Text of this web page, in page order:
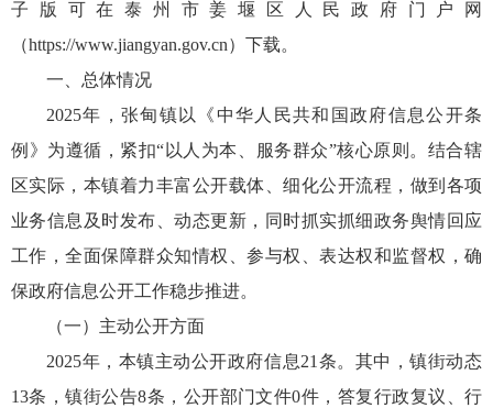
子版可在泰州市姜堰区人民政府门户网
（https://www.jiangyan.gov.cn）下载。
一、总体情况
2025年，张甸镇以《中华人民共和国政府信息公开条
例》为遵循，紧扣“以人为本、服务群众”核心原则。结合辖
区实际，本镇着力丰富公开载体、细化公开流程，做到各项
业务信息及时发布、动态更新，同时抓实抓细政务舆情回应
工作，全面保障群众知情权、参与权、表达权和监督权，确
保政府信息公开工作稳步推进。
（一）主动公开方面
2025年，本镇主动公开政府信息21条。其中，镇街动态
13条，镇街公告8条，公开部门文件0件，答复行政复议、行